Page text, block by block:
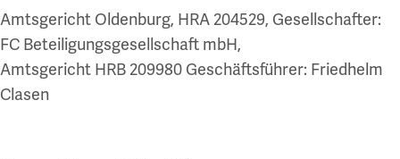
Amtsgericht Oldenburg, HRA 204529, Gesellschafter:
FC Beteiligungsgesellschaft mbH,
Amtsgericht HRB 209980 Geschäftsführer: Friedhelm
Clasen